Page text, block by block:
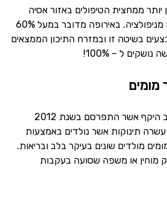
יותר ממחצית הטיפולים באזור אסיה
מתבצעים בשיטת המיקרו מניפולציה. באירופה מדובר במעל 60%
בשיטה זו ובמזרח התיכון הממצאים
ל – 100%!
מומים
על פי מחקר אוסטרלי רחב היקף אשר התפרסם בשנת 2012
תינוקות אשר נולדים באמצעות
מולדים שונים בעיקר בלב ובריאות.
מוחין או משפה שסועה בעקבות